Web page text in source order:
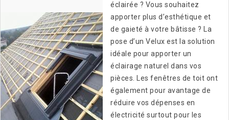
éclairée ? Vous souhaitez
apporter plus d’esthétique et
de gaieté à votre bâtisse ? La
pose d’un Velux est la solution
idéale pour apporter un
éclairage naturel dans vos
pièces. Les fenêtres de toit ont
également pour avantage de
réduire vos dépenses en
électricité surtout pour les